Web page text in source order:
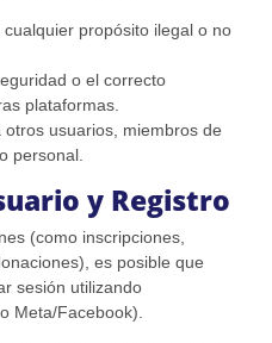
propósito ilegal o no
o el correcto
plataformas.
usuarios, miembros de
personal.
y Registro
(como inscripciones,
es posible que
sesión utilizando
Meta/Facebook).